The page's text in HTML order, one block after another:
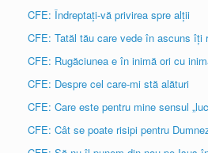
CFE: Îndreptați-vă privirea spre alții
CFE: Tatăl tău care vede în ascuns îți
CFE: Rugăciunea e în inimă ori cu
CFE: Despre cel care-mi stă alături
CFE: Care este pentru mine sensul
CFE: Cât se poate risipi pentru